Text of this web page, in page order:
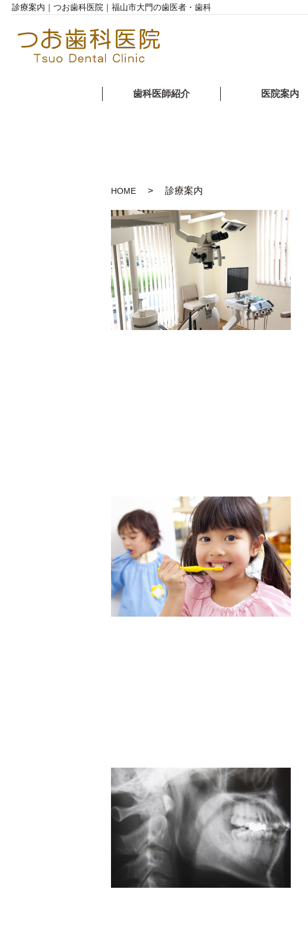
診療案内｜つお歯科医院｜福山市大門の歯医者・歯科
歯科医師紹介 医院案内
HOME 診療案内